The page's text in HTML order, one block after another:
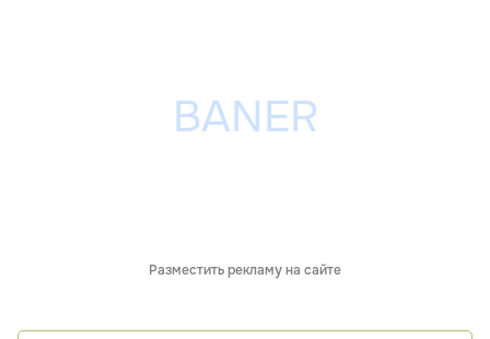
Разместить рекламу на сайте